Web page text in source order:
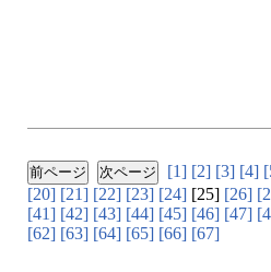
[1] [2] [3] [4]
[20] [21] [22] [23] [24] [25] [26]
[41] [42] [43] [44] [45] [46] [47]
[62] [63] [64] [65] [66] [67]